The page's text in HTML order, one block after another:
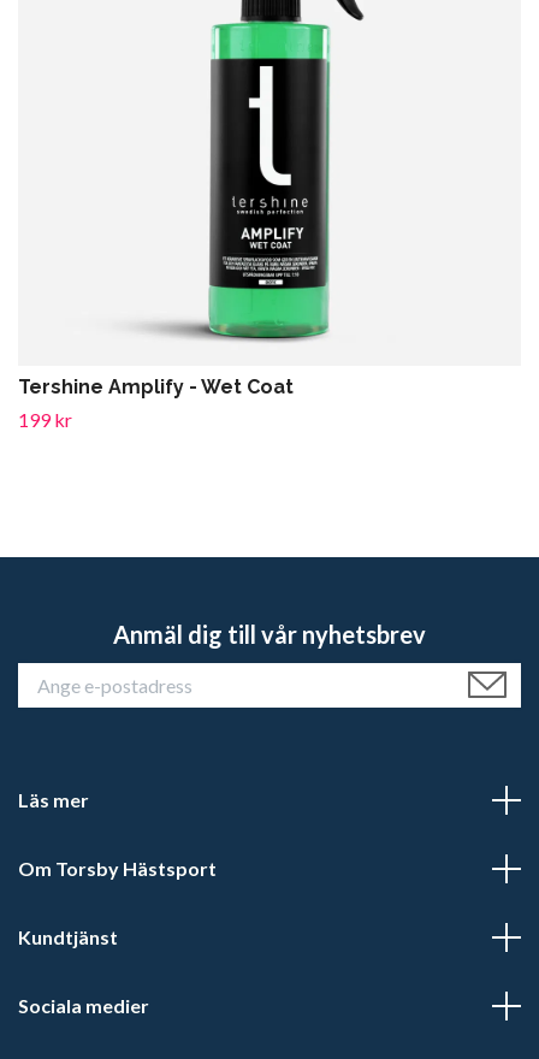
Tershine Amplify - Wet Coat
199 kr
Anmäl dig till vår nyhetsbrev
Läs mer
Om Torsby Hästsport
Kundtjänst
Sociala medier